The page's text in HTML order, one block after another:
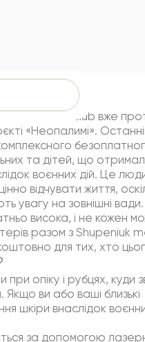
medical club вже
«Неопалимі».
та дітей, що
воєнних дій. Це
відчувати життя,
увагу на зовнішні
висока, і не кожен
разом з Shupeniuk
для тих, хто
опіку і рубцях, куди
ви або ваші близькі
шкіри внаслідок
за допомогою